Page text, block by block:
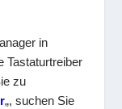
in
Tastaturtreiber
zu
„, suchen Sie